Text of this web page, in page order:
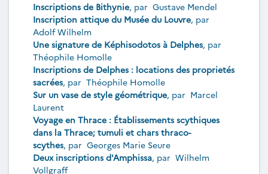
Inscriptions de Bithynie, par Gustave Mendel
Inscription attique du Musée du Louvre, par
Adolf Wilhelm
Une signature de Képhisodotos à Delphes, par
Théophile Homolle
Inscriptions de Delphes : locations des proprietés
sacrées, par Théophile Homolle
Sur un vase de style géométrique, par Marcel
Laurent
Voyage en Thrace : Établissements scythiques
dans la Thrace; tumuli et chars thraco-
scythes, par Georges Marie Seure
Deux inscriptions d'Amphissa, par Wilhelm
Vollgraff